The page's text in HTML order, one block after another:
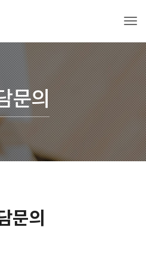
문의
문의